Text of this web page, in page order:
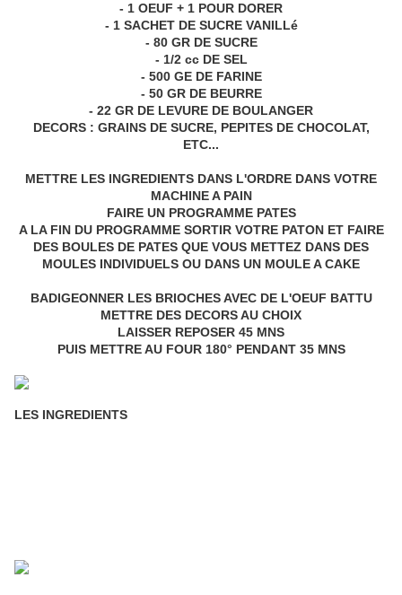
- 1 OEUF + 1 POUR DORER
- 1 SACHET DE SUCRE VANILLé
- 80 GR DE SUCRE
- 1/2 cc DE SEL
- 500 GE DE FARINE
- 50 GR DE BEURRE
- 22 GR DE LEVURE DE BOULANGER
DECORS : GRAINS DE SUCRE, PEPITES DE CHOCOLAT,
ETC...
METTRE LES INGREDIENTS DANS L'ORDRE DANS VOTRE
MACHINE A PAIN
FAIRE UN PROGRAMME PATES
A LA FIN DU PROGRAMME SORTIR VOTRE PATON ET FAIRE
DES BOULES DE PATES QUE VOUS METTEZ DANS DES
MOULES INDIVIDUELS OU DANS UN MOULE A CAKE
BADIGEONNER LES BRIOCHES AVEC DE L'OEUF BATTU
METTRE DES DECORS AU CHOIX
LAISSER REPOSER 45 MNS
PUIS METTRE AU FOUR 180° PENDANT 35 MNS
LES INGREDIENTS